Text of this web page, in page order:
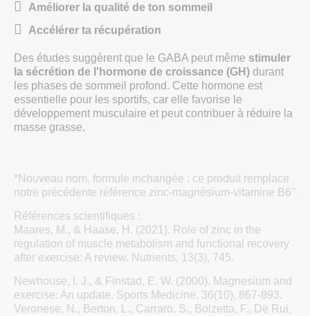
Améliorer la qualité de ton sommeil
Accélérer ta récupération
Des études suggèrent que le GABA peut même stimuler
la sécrétion de l'hormone de croissance (GH) durant
les phases de sommeil profond. Cette hormone est
essentielle pour les sportifs, car elle favorise le
développement musculaire et peut contribuer à réduire la
masse grasse.
*Nouveau nom, formule inchangée : ce produit remplace
notre précédente référence zinc-magnésium-vitamine B6"
Références scientifiques :
Maares, M., & Haase, H. (2021). Role of zinc in the
regulation of muscle metabolism and functional recovery
after exercise: A review. Nutrients, 13(3), 745.
Newhouse, I. J., & Finstad, E. W. (2000). Magnesium and
exercise: An update. Sports Medicine, 36(10), 867-893.
Veronese, N., Berton, L., Carraro, S., Bolzetta, F., De Rui,